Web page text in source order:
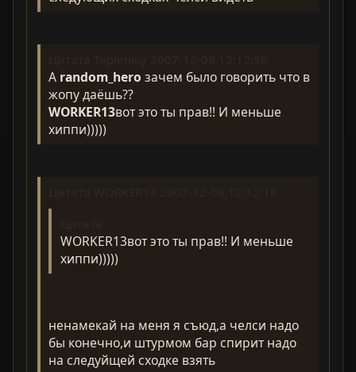
А random_hero зачем было говорить что в
жопу даёшь??
WORKER13вот это ты прав!! И меньше
хиппи)))))
WORKER13вот это ты прав!! И меньше
хиппи)))))
ненамекай на меня я съюд,а челси надо
бы конечно,и штурмом бар спирит надо
на следуйщей сходке взять